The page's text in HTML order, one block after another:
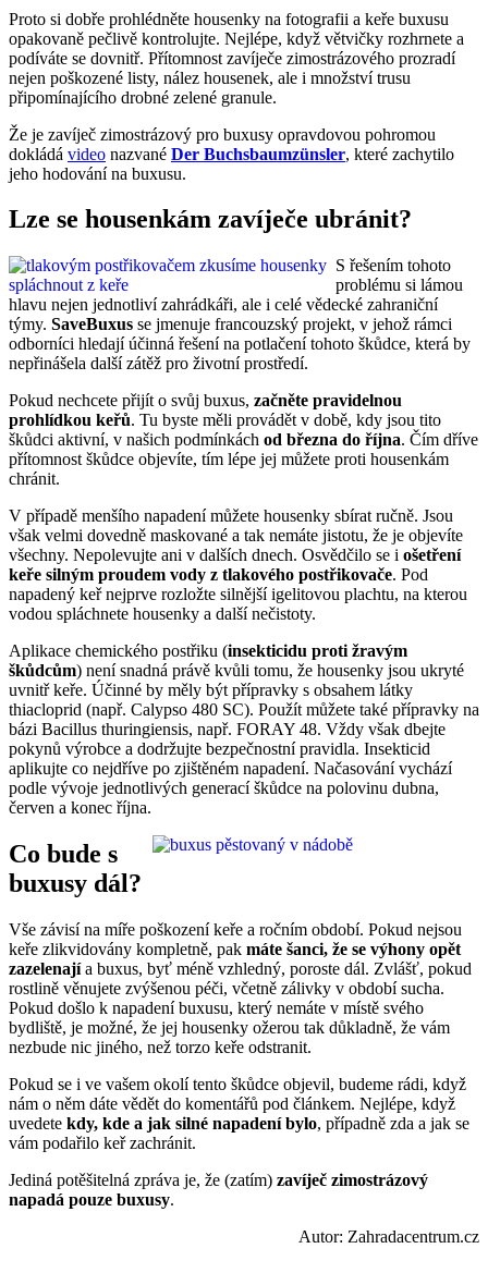
Proto si dobře prohlédněte housenky na fotografii a keře buxusu
opakovaně pečlivě kontrolujte. Nejlépe, když větvičky rozhrnete a
podíváte se dovnitř. Přítomnost zavíječe zimostrázového prozradí
nejen poškozené listy, nález housenek, ale i množství trusu
připomínajícího drobné zelené granule.
Že je zavíječ zimostrázový pro buxusy opravdovou pohromou
dokládá video nazvané Der Buchsbaumzünsler, které zachytilo
jeho hodování na buxusu.
Lze se housenkám zavíječe ubránit?
S řešením tohoto
problému si lámou
hlavu nejen jednotliví zahrádkáři, ale i celé vědecké zahraniční
týmy. SaveBuxus se jmenuje francouzský projekt, v jehož rámci
odborníci hledají účinná řešení na potlačení tohoto škůdce, která by
nepřinášela další zátěž pro životní prostředí.
Pokud nechcete přijít o svůj buxus, začněte pravidelnou
prohlídkou keřů. Tu byste měli provádět v době, kdy jsou tito
škůdci aktivní, v našich podmínkách od března do října. Čím dříve
přítomnost škůdce objevíte, tím lépe jej můžete proti housenkám
chránit.
V případě menšího napadení můžete housenky sbírat ručně. Jsou
však velmi dovedně maskované a tak nemáte jistotu, že je objevíte
všechny. Nepolevujte ani v dalších dnech. Osvědčilo se i ošetření
keře silným proudem vody z tlakového postřikovače. Pod
napadený keř nejprve rozložte silnější igelitovou plachtu, na kterou
vodou spláchnete housenky a další nečistoty.
Aplikace chemického postřiku (insekticidu proti žravým
škůdcům) není snadná právě kvůli tomu, že housenky jsou ukryté
uvnitř keře. Účinné by měly být přípravky s obsahem látky
thiacloprid (např. Calypso 480 SC). Použít můžete také přípravky na
bázi Bacillus thuringiensis, např. FORAY 48. Vždy však dbejte
pokynů výrobce a dodržujte bezpečnostní pravidla. Insekticid
aplikujte co nejdříve po zjištěném napadení. Načasování vychází
podle vývoje jednotlivých generací škůdce na polovinu dubna,
červen a konec října.
Co bude s
buxusy dál?
Vše závisí na míře poškození keře a ročním období. Pokud nejsou
keře zlikvidovány kompletně, pak máte šanci, že se výhony opět
zazelenajía buxus, byť méně vzhledný, poroste dál. Zvlášť, pokud
rostlině věnujete zvýšenou péči, včetně zálivky v období sucha.
Pokud došlo k napadení buxusu, který nemáte v místě svého
bydliště, je možné, že jej housenky ožerou tak důkladně, že vám
nezbude nic jiného, než torzo keře odstranit.
Pokud se i ve vašem okolí tento škůdce objevil, budeme rádi, když
nám o něm dáte vědět do komentářů pod článkem. Nejlépe, když
uvedete kdy, kde a jak silné napadení bylo, případně zda a jak se
vám podařilo keř zachránit.
Jediná potěšitelná zpráva je, že (zatím) zavíječ zimostrázový
napadá pouze buxusy.
Autor: Zahradacentrum.cz